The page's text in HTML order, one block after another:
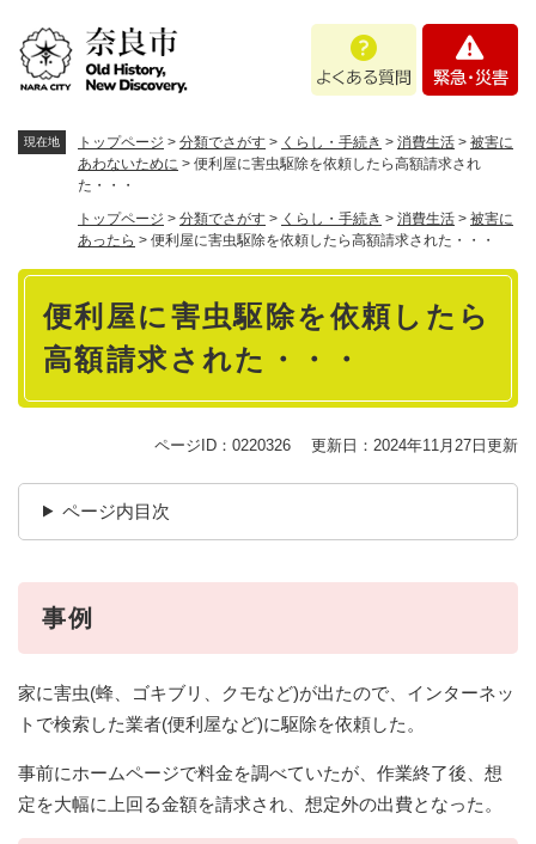
あ
問
・
現在地 トップページ > 分類でさがす > くらし・手続き > 消費生活 > 被害に
あわないために > 便利屋に害虫駆除を依頼したら高額請求され
た・・・
トップページ > 分類でさがす > くらし・手続き > 消費生活 > 被害に
あったら > 便利屋に害虫駆除を依頼したら高額請求された・・・
本
便利屋に害虫駆除を依頼したら
高額請求された・・・
ページID：0220326 更新日：2024年11月27日更新
ページ内目次
事例
家に害虫(蜂、ゴキブリ、クモなど)が出たので、インターネッ
トで検索した業者(便利屋など)に駆除を依頼した。
事前にホームページで料金を調べていたが、作業終了後、想
定を大幅に上回る金額を請求され、想定外の出費となった。